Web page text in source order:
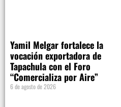
Yamil Melgar fortalece la
vocación exportadora de
Tapachula con el Foro
“Comercializa por Aire”
6 de agosto de 2026